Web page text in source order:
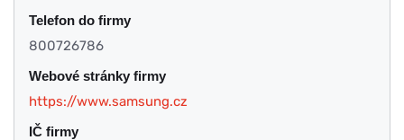
Telefon do firmy
800726786
Webové stránky firmy
https://www.samsung.cz
IČ firmy